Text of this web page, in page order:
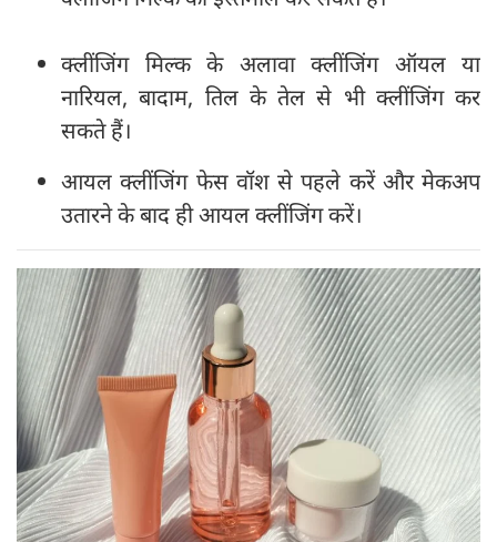
क्लींजिंग मिल्क के अलावा क्लींजिंग ऑयल या
नारियल, बादाम, तिल के तेल से भी क्लींजिंग कर
सकते हैं।
आयल क्लींजिंग फेस वॉश से पहले करें और मेकअप
उतारने के बाद ही आयल क्लींजिंग करें।